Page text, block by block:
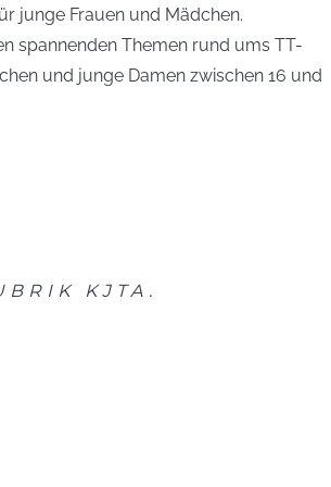
junge Frauen und Mädchen.
spannenden Themen rund ums TT-
und junge Damen zwischen 16 und
KJTA.